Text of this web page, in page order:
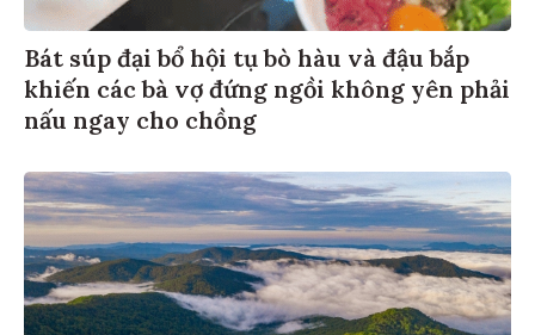
Bát súp đại bổ hội tụ bò hàu và đậu bắp
khiến các bà vợ đứng ngồi không yên phải
nấu ngay cho chồng